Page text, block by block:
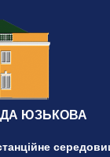
ЮЗЬКОВА